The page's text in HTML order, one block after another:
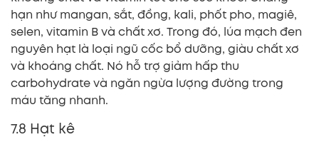
hạn như mangan, sắt, đồng, kali, phốt pho, magiê,
selen, vitamin B và chất xơ. Trong đó, lúa mạch đen
nguyên hạt là loại ngũ cốc bổ dưỡng, giàu chất xơ
và khoáng chất. Nó hỗ trợ giảm hấp thu
carbohydrate và ngăn ngừa lượng đường trong
máu tăng nhanh.
7.8 Hạt kê